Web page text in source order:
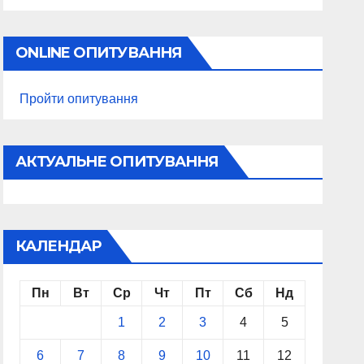
ONLINE ОПИТУВАННЯ
Пройти опитування
АКТУАЛЬНЕ ОПИТУВАННЯ
КАЛЕНДАР
Пн Вт Ср Чт Пт Сб Нд
1 2 3 4 5
6 7 8 9 10 11 12